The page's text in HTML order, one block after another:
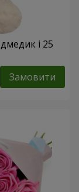
і 25
Замовити